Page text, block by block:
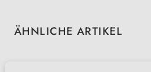
Produktgalerie überspringen
ÄHNLICHE ARTIKEL